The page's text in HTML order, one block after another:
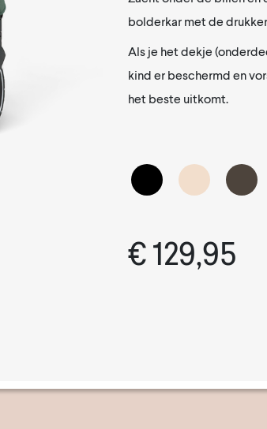
bolderkar met de
Als je het dekje
kind er beschermd en
het beste uitkomt.
€129,95